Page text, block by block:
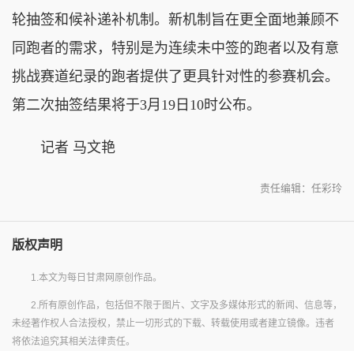
轮抽签和候补递补机制。新机制旨在更全面地兼顾不
同跑者的需求，特别是为连续未中签的跑者以及有意
挑战赛道纪录的跑者提供了更具针对性的参赛机会。
第二次抽签结果将于3月19日10时公布。
记者 马文艳
责任编辑：任彩玲
版权声明
1.本文为每日甘肃网原创作品。
2.所有原创作品，包括但不限于图片、文字及多媒体形式的新闻、信息等，
未经著作权人合法授权，禁止一切形式的下载、转载使用或者建立镜像。违者
将依法追究其相关法律责任。